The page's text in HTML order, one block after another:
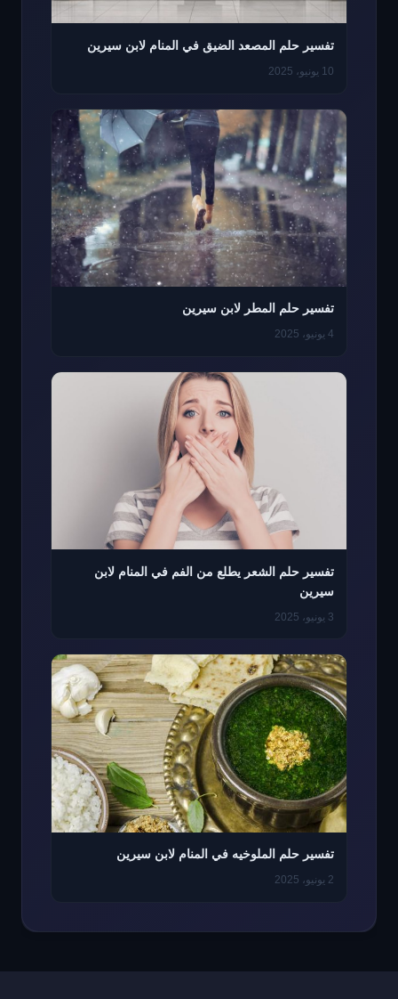
تفسير حلم المصعد الضيق في المنام لابن سيرين
10 يونيو، 2025
تفسير حلم المطر لابن سيرين
4 يونيو، 2025
تفسير حلم الشعر يطلع من الفم في المنام لابن
سيرين
3 يونيو، 2025
تفسير حلم الملوخيه في المنام لابن سيرين
2 يونيو، 2025